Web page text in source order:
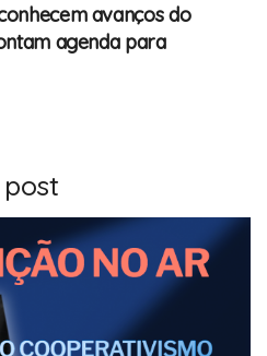
avanços do
agenda para